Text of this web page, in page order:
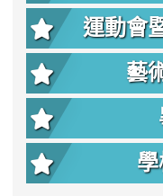
運動會
藝